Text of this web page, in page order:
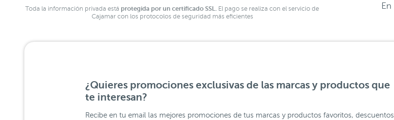
Toda la información privada está protegida por un certificado SSL.
El pago se realiza con el servicio de
Cajamar con los protocolos de seguridad más eficientes
En
¿Quieres promociones exclusivas de las marcas y productos que
te interesan?
Recibe en tu email las mejores promociones de tus marcas y productos favoritos, descuentos